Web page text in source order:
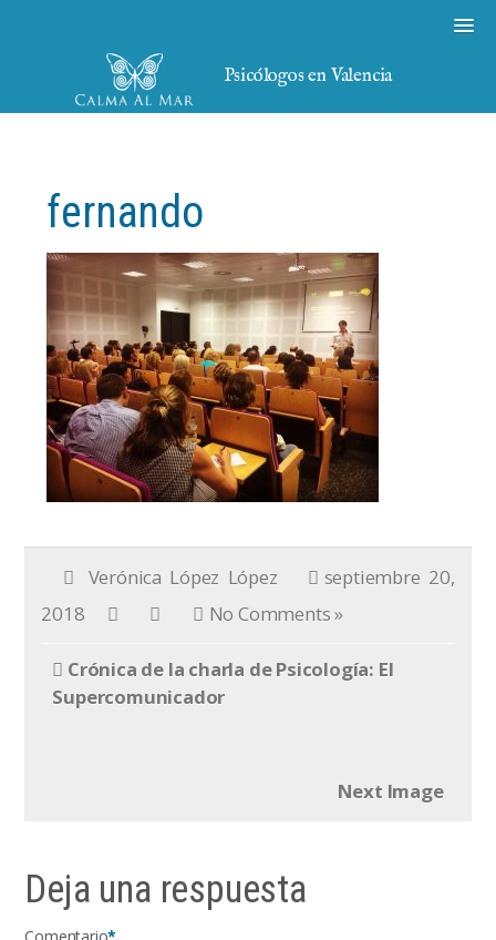
Psicólogos en Valencia
fernando
Verónica López López
septiembre 20,
2018
No Comments »
Crónica de la charla de Psicología: El
Supercomunicador
Next Image
Deja una respuesta